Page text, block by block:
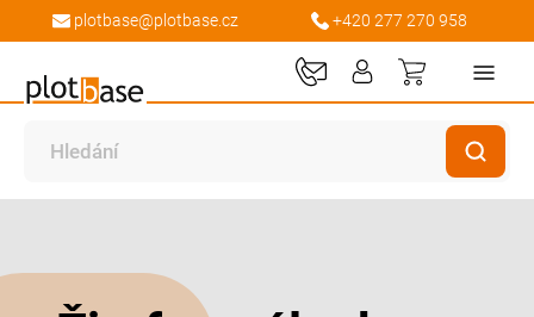
plotbase@plotbase.cz +420 277 270 958
Můj košík